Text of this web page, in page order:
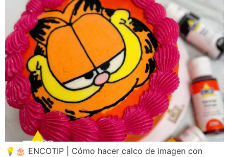
💡🎂 ENCOTIP | Cómo hacer calco de imagen con